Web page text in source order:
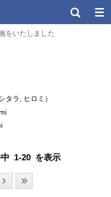
をいたしました
タラ, ヒロミ）
中 1-20 を表示